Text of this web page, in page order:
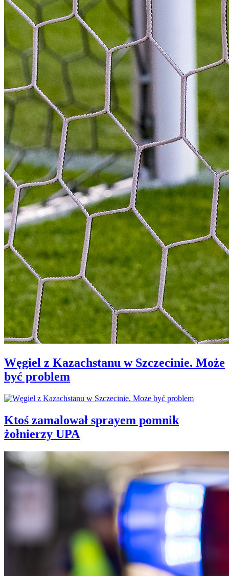
Węgiel z Kazachstanu w Szczecinie. Może
być problem
Ktoś zamalował sprayem pomnik
żołnierzy UPA